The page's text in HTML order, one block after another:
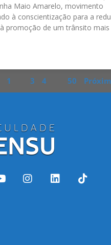
Maio Amarelo, movimento
à conscientização para a
promoção de um trânsito mais
1 3 4 50